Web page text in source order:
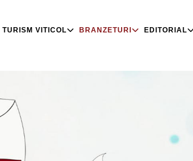
TURISM VITICOL BRANZETURI EDITORIAL